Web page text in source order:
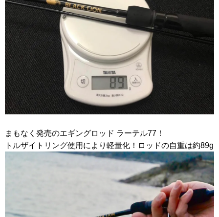
まもなく発売のエギングロッド ラーテル77！
トルザイトリング使用により軽量化！ロッドの自重は約89g